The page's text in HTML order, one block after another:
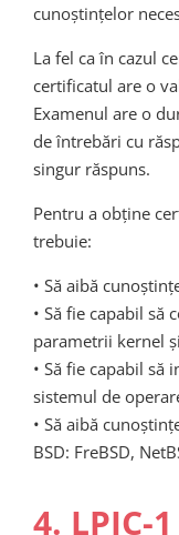
cunoștințelor
La fel ca în cazul
certificatul are o
Examenul are o
de întrebări cu
singur răspuns.
Pentru a obține
trebuie:
• Să aibă
• Să fie capabil să
parametrii kernel
• Să fie capabil să
sistemul de
• Să aibă
BSD: FreBSD,
4. LPIC-